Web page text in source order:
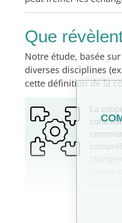
que
Notre étude, basée
diverses disciplines
cette définition de la
La
toutes